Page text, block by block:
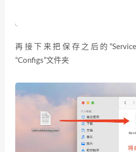
再接下来把保存之后的
“Configs”文件夹